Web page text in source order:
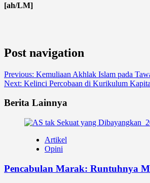
[ah/LM]
Post navigation
Previous: Kemuliaan Akhlak Islam pada
Next: Kelinci Percobaan di Kurikulum
Berita Lainnya
Artikel
Opini
Pencabulan Marak: Runtuhnya